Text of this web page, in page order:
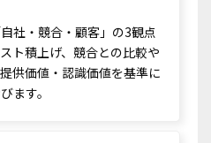
社・競合・顧客」の3観点
ト積上げ、競合との比較や
供価値・認識価値を基準に
ます。